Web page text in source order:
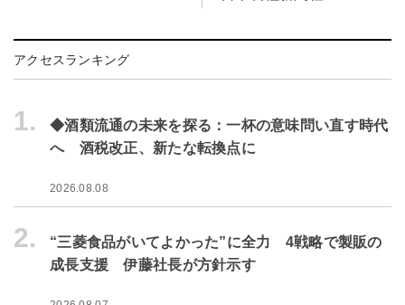
アクセスランキング
1.
◆酒類流通の未来を探る：一杯の意味問い直す時代
へ 酒税改正、新たな転換点に
2026.08.08
2.
“三菱食品がいてよかった”に全力 4戦略で製販の
成長支援 伊藤社長が方針示す